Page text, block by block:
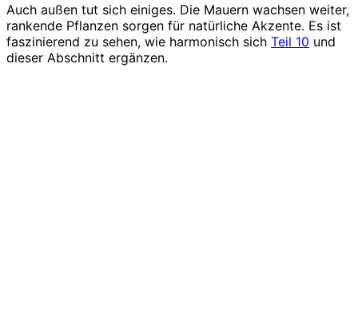
Auch außen tut sich einiges. Die Mauern wachsen weiter,
rankende Pflanzen sorgen für natürliche Akzente. Es ist
faszinierend zu sehen, wie harmonisch sich Teil 10 und
dieser Abschnitt ergänzen.